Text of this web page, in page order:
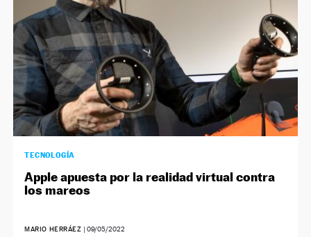
TECNOLOGÍA
Apple apuesta por la realidad virtual contra
los mareos
MARIO HERRÁEZ | 09/05/2022